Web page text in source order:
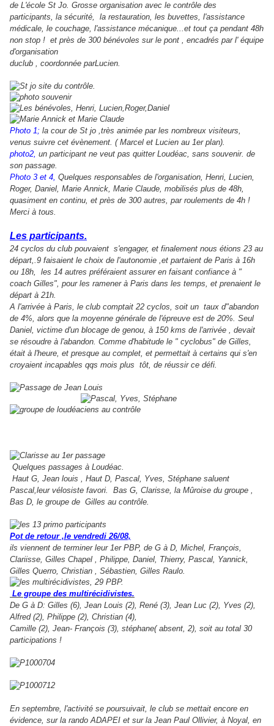
de L'école St Jo. Grosse organisation avec le contrôle des
participants, la sécurité, la restauration, les buvettes, l'assistance
médicale, le couchage, l'assistance mécanique...et tout ça pendant 48h
non stop ! et près de 300 bénévoles sur le pont , encadrés par l' équipe
d'organisation
duclub , coordonnée parLucien.
Photo 1; la cour de St jo ,très animée par les nombreux visiteurs,
venus suivre cet évènement. ( Marcel et Lucien au 1er plan).
photo2, un participant ne veut pas quitter Loudéac, sans souvenir. de
son passage.
Photo 3 et 4, Quelques responsables de l'organisation, Henri, Lucien,
Roger, Daniel, Marie Annick, Marie Claude, mobilisés plus de 48h,
quasiment en continu, et près de 300 autres, par roulements de 4h !
Merci à tous.
Les participants.
24 cyclos du club pouvaient s'engager, et finalement nous étions 23 au
départ,.9 faisaient le choix de l'autonomie ,et partaient de Paris à 16h
ou 18h, les 14 autres préféraient assurer en faisant confiance à "
coach Gilles", pour les ramener à Paris dans les temps, et prenaient le
départ à 21h.
A l'arrivée à Paris, le club comptait 22 cyclos, soit un taux d"abandon
de 4%, alors que la moyenne générale de l'épreuve est de 20%. Seul
Daniel, victime d'un blocage de genou, à 150 kms de l'arrivée , devait
se résoudre à l'abandon. Comme d'habitude le " cyclobus" de Gilles,
était à l'heure, et presque au complet, et permettait à certains qui s'en
croyaient incapables qqs mois plus tôt, de réussir ce défi.
Quelques passages à Loudéac.
Haut G, Jean louis , Haut D, Pascal, Yves, Stéphane saluent
Pascal,leur vélosiste favori. Bas G, Clarisse, la Mûroise du groupe ,
Bas D, le groupe de Gilles au contrôle.
Pot de retour ,le vendredi 26/08,
ils viennent de terminer leur 1er PBP, de G à D, Michel, François,
Clariisse, Gilles Chapel , Philippe, Daniel, Thierry, Pascal, Yannick,
Gilles Querro, Christian , Sébastien, Gilles Raulo.
Le groupe des multirécidivistes.
De G à D: Gilles (6), Jean Louis (2), René (3), Jean Luc (2), Yves (2),
Alfred (2), Philippe (2), Christian (4),
Camille (2), Jean- François (3), stéphane( absent, 2), soit au total 30
participations !
En septembre, l'activité se poursuivait, le club se mettait encore en
évidence, sur la rando ADAPEI et sur la Jean Paul Ollivier, à Noyal, en